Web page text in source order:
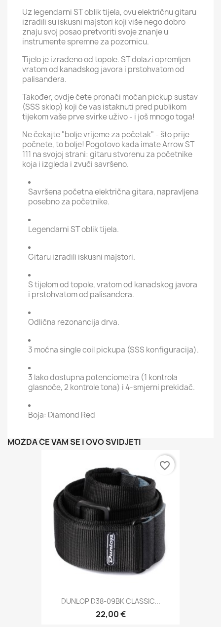
Uz legendarni ST oblik tijela, ovu električnu gitaru
izradili su iskusni majstori koji više nego dobro
znaju svoj posao pretvoriti svoje znanje u
instrumente spremne za pozornicu.
Tijelo je izrađeno od topole. ST dolazi opremljen
vratom od kanadskog javora i prstohvatom od
palisandera.
Također, ovdje ćete pronaći moćan pickup sustav
(SSS sklop) koji će vas istaknuti pred publikom
tijekom vaše prve svirke uživo - i još mnogo toga!
Ne čekajte "bolje vrijeme za početak" - što prije
počnete, to bolje! Pogotovo kada imate Arrow ST
111 na svojoj strani: gitaru stvorenu za početnike
koja i izgleda i zvuči savršeno.
Savršena početna električna gitara, napravljena
posebno za početnike.
Legendarni ST oblik tijela.
Gitaru izradili iskusni majstori.
S tijelom od topole, vratom od kanadskog javora
i prstohvatom od palisandera.
Odlična rezonancija drva.
3 moćna single coil pickupa (SSS konfiguracija).
3 lako dostupna potenciometra (1 kontrola
glasnoće, 2 kontrole tona) i 4-smjerni prekidač.
Boja: Diamond Red
MOŽDA ĆE VAM SE I OVO SVIDJETI
DUNLOP D38-09BK CLASSIC...
22,00 €
favorite_border